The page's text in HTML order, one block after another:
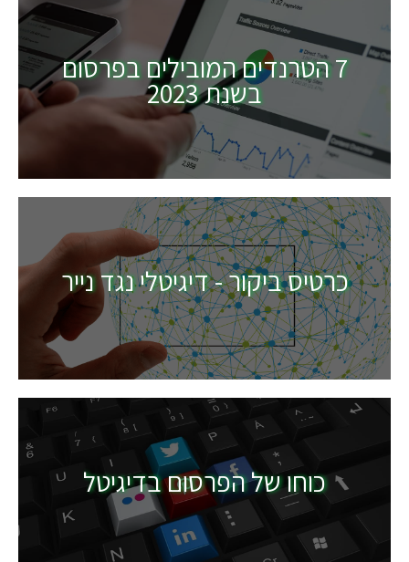
7 הטרנדים המובילים בפרסום
בשנת 2023
כרטיס ביקור - דיגיטלי נגד נייר
כוחו של הפרסום בדיגיטל